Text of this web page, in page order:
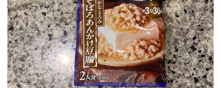
コ
ー
ナ
ー
で
み